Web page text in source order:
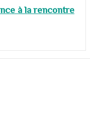
à la rencontre